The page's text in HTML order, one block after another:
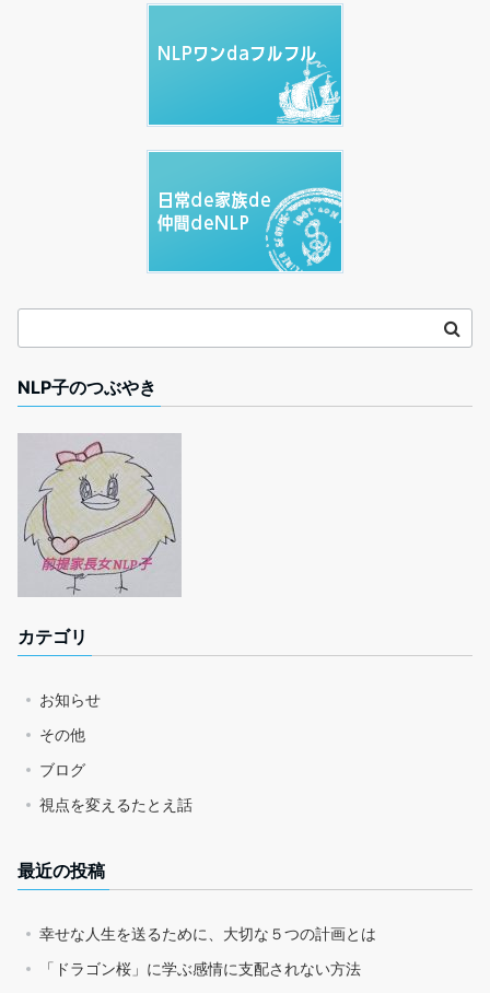
NLP子のつぶやき
カテゴリ
お知らせ
その他
ブログ
視点を変えるたとえ話
最近の投稿
幸せな人生を送るために、大切な５つの計画とは
「ドラゴン桜」に学ぶ感情に支配されない方法